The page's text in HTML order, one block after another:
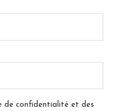
de confidentialité et des